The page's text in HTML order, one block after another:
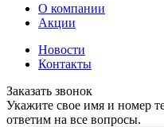
О компании
Акции
Новости
Контакты
Заказать звонок
Укажите свое имя и номер
ответим на все вопросы.